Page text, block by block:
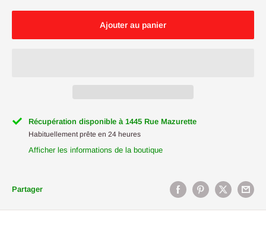
Ajouter au panier
Récupération disponible à 1445 Rue Mazurette
Habituellement prête en 24 heures
Afficher les informations de la boutique
Partager